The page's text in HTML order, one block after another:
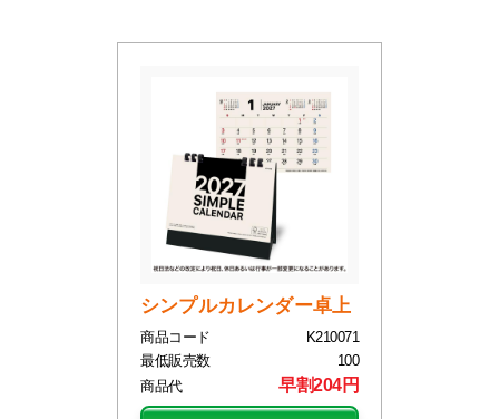
シンプルカレンダー卓上
商品コード
K210071
最低販売数
100
商品代
早割204円